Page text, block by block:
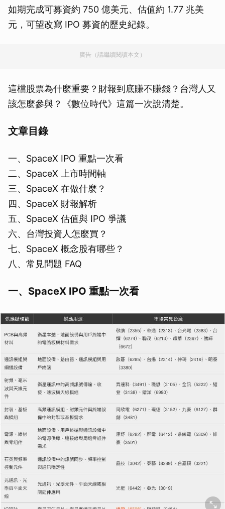
如期完成可募資約 750 億美元、估值約 1.77 兆美
元，可望改寫 IPO 募資的歷史紀錄。
廣告（請繼續閱讀本文）
這檔股票為什麼重要？財報到底賺不賺錢？台灣人又
該怎麼參與？《數位時代》這篇一次說清楚。
文章目錄
一、SpaceX IPO 重點一次看
二、SpaceX 上市時間軸
三、SpaceX 在做什麼？
四、SpaceX 財報解析
五、SpaceX 估值與 IPO 爭議
六、台灣投資人怎麼買？
七、SpaceX 概念股有哪些？
八、常見問題 FAQ
一、SpaceX IPO 重點一次看